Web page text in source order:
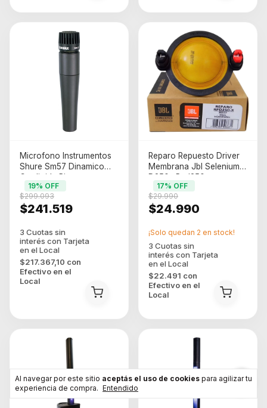
Al navegar por este sitio aceptás el uso de cookies para agilizar tu
experiencia de compra. Entendido
Microfono Instrumentos
Shure Sm57 Dinamico
Cardioide Pipeta
$241.519
$299.093
19% OFF
$217.367,10 con
Efectivo en el
Local
Reparo Repuesto Driver
Membrana Jbl Selenium
D250x Rpd250-x
$24.990
$29.990
17% OFF
$22.491 con
Efectivo en el
Local
¡Solo quedan 2 en stock!